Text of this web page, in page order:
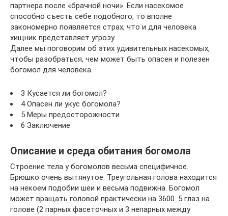
партнера после «брачной ночи». Если насекомое
способно съесть себе подобного, то вполне
закономерно появляется страх, что и для человека
хищник представляет угрозу.
Далее мы поговорим об этих удивительных насекомых,
чтобы разобраться, чем может быть опасен и полезен
богомол для человека.
3 Кусается ли богомол?
4 Опасен ли укус богомола?
5 Меры предосторожности
6 Заключение
Описание и среда обитания богомола
Строение тела у богомолов весьма специфичное.
Брюшко очень вытянутое. Треугольная голова находится
на некоем подобии шеи и весьма подвижна. Богомол
может вращать головой практически на 3600. 5 глаз на
голове (2 парных фасеточных и 3 непарных между